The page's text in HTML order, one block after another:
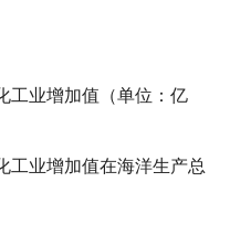
工业增加值（单位：亿
工业增加值在海洋生产总